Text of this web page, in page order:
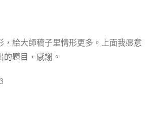
，給大師稿子里情形更多。上面我愿意
題目，感謝。